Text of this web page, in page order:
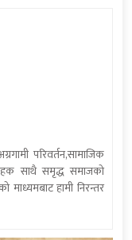
परिवर्तन,सामाजिक
साथै समृद्ध समाजको
माध्यमबाट हामी निरन्तर